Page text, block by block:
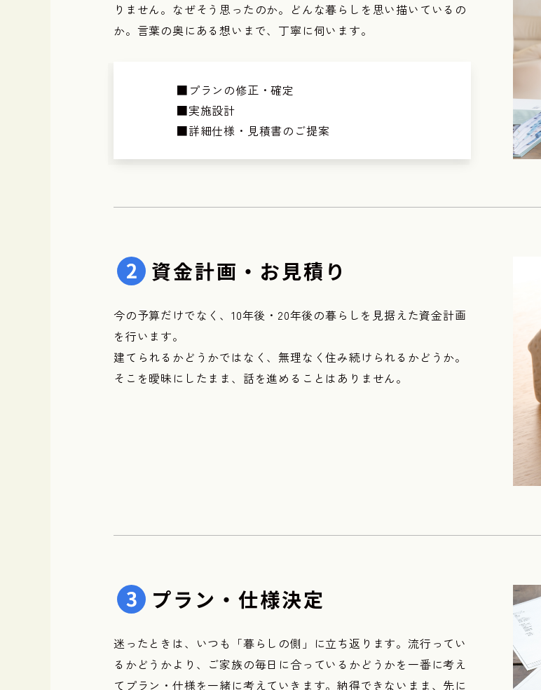
りません。なぜそう思ったのか。どんな暮らしを思い描いているの
か。言葉の奥にある想いまで、丁寧に伺います。
■プランの修正・確定
■実施設計
■詳細仕様・見積書のご提案
資金計画・お見積り
今の予算だけでなく、10年後・20年後の暮らしを見据えた資金計画
を行います。
建てられるかどうかではなく、無理なく住み続けられるかどうか。
そこを曖昧にしたまま、話を進めることはありません。
プラン・仕様決定
迷ったときは、いつも「暮らしの側」に立ち返ります。流行ってい
るかどうかより、ご家族の毎日に合っているかどうかを一番に考え
てプラン・仕様を一緒に考えていきます。納得できないまま、先に